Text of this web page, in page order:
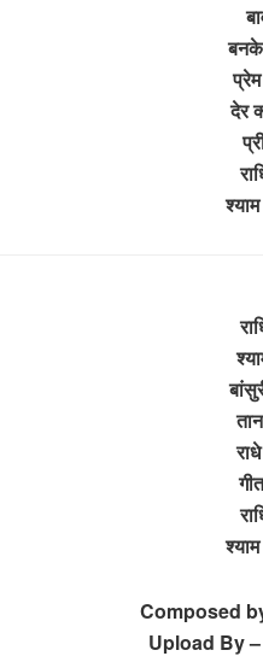
देर
Composed
Upload By